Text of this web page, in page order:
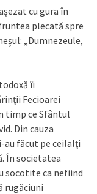
cu gura în
plecată spre
„Dumnezeule,
îi
Fecioarei
timp ce Sfântul
Din cauza
au făcut pe ceilalţi
În societatea
socotite ca nefiind
rugăciuni